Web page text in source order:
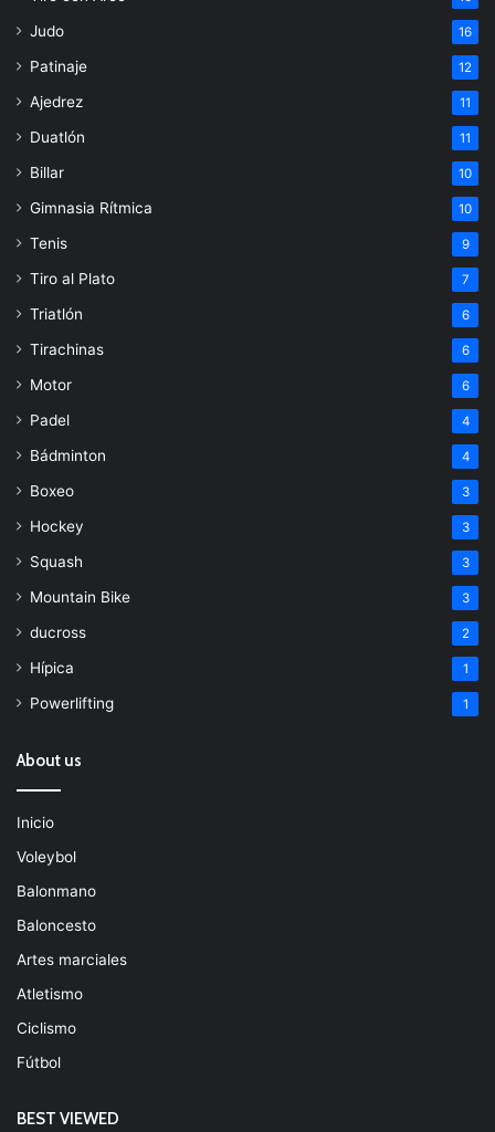
Judo 16
Patinaje 12
Ajedrez 11
Duatlón 11
Billar 10
Gimnasia Rítmica 10
Tenis 9
Tiro al Plato 7
Triatlón 6
Tirachinas 6
Motor 6
Padel 4
Bádminton 4
Boxeo 3
Hockey 3
Squash 3
Mountain Bike 3
ducross 2
Hípica 1
Powerlifting 1
About us
Inicio
Voleybol
Balonmano
Baloncesto
Artes marciales
Atletismo
Ciclismo
Fútbol
BEST VIEWED